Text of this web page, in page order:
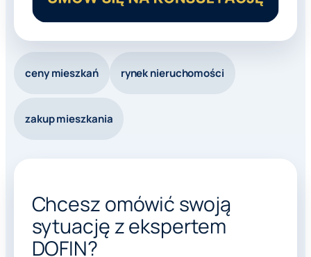
ceny mieszkań rynek nieruchomości
zakup mieszkania
Chcesz omówić swoją
sytuację z ekspertem
DOFIN?